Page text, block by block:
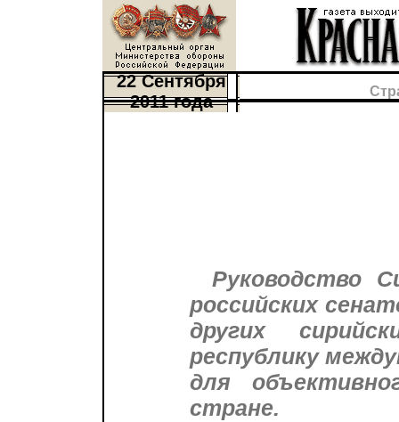
22 Сентября
2011 года
Руководство
российских
других
республику
для
стране.